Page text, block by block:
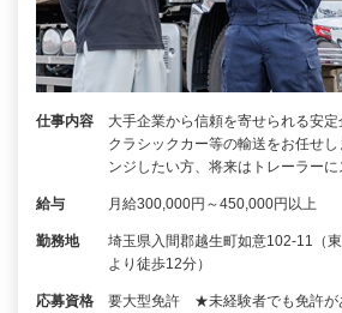
仕事内容
大手企業から信頼を寄せられる安定
クラシックカー等の輸送をお任せ
ンジしたい方、将来はトレーラー
給与 月給300,000円～450,000円以上
勤務地
埼玉県入間郡越生町如意102-11（
より徒歩12分）
応募資格 要大型免許 ★未経験者でも免許が